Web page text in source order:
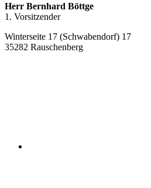
Herr Bernhard Böttge
1. Vorsitzender
Winterseite 17 (Schwabendorf) 17
35282 Rauschenberg